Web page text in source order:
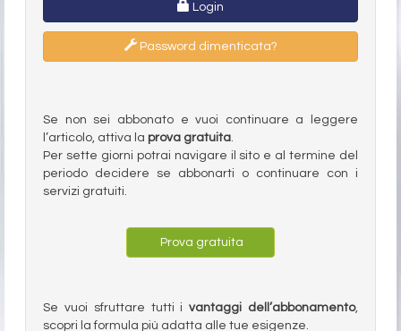
Login
Password dimenticata?
Se non sei abbonato e vuoi continuare a leggere
l’articolo, attiva la prova gratuita.
Per sette giorni potrai navigare il sito e al termine del
periodo decidere se abbonarti o continuare con i
servizi gratuiti.
Prova gratuita
Se vuoi sfruttare tutti ivantaggi dell’abbonamento,
scopri la formula più adatta alle tue esigenze.